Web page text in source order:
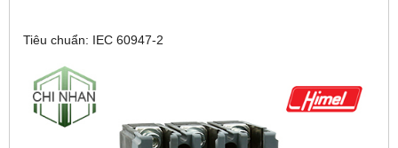
Tiêu chuẩn: IEC 60947-2